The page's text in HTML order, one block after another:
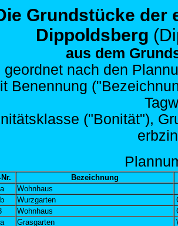
Grundstücke der
Dippoldsberg
aus dem
geordnet nach den
Benennung
("Bonität"),
Plann
Bezeichnung
Wohnhaus
Wurzgarten
Wohnhaus
Grasgarten